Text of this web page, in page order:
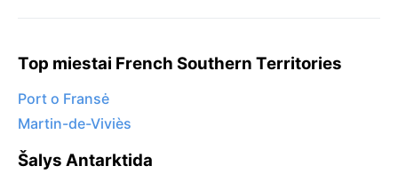
Top miestai French Southern Territories
Port o Fransė
Martin-de-Viviès
Šalys Antarktida